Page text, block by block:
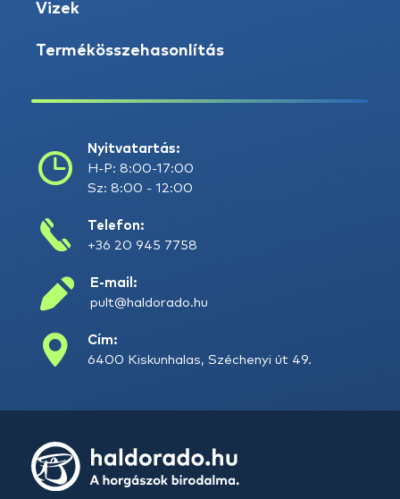
Vizek
Termékösszehasonlítás
Nyitvatartás:
H-P: 8:00-17:00
Sz: 8:00 - 12:00
Telefon:
+36 20 945 7758
E-mail:
pult@haldorado.hu
Cím:
6400 Kiskunhalas, Széchenyi út 49.